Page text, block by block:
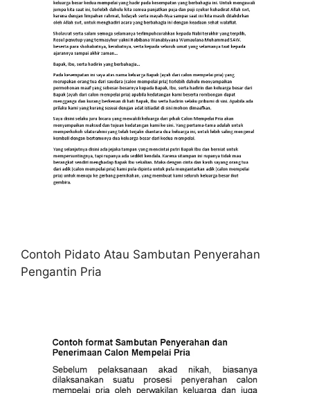
Contoh Pidato Atau Sambutan Penyerahan
Pengantin Pria